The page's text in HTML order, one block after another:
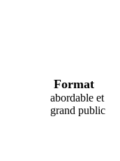
Format
abordable et
grand public